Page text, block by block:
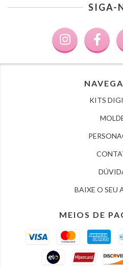
SIGA-
KITS
BAIXE O SEU
MEIOS DE